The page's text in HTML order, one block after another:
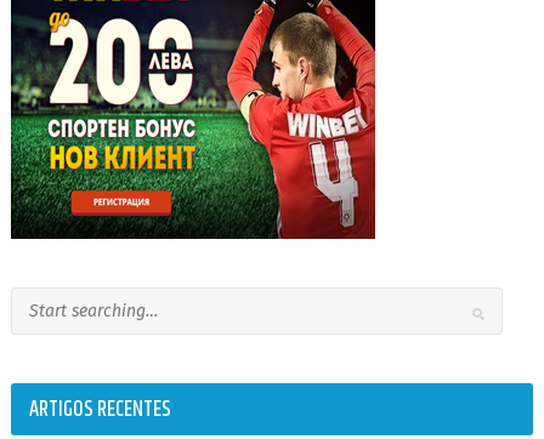
ARTIGOS RECENTES